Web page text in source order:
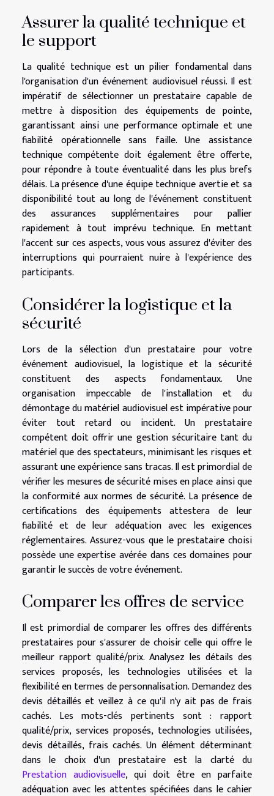
Assurer la qualité technique et
le support
La qualité technique est un pilier fondamental dans
l'organisation d'un événement audiovisuel réussi. Il est
impératif de sélectionner un prestataire capable de
mettre à disposition des équipements de pointe,
garantissant ainsi une performance optimale et une
fiabilité opérationnelle sans faille. Une assistance
technique compétente doit également être offerte,
pour répondre à toute éventualité dans les plus brefs
délais. La présence d'une équipe technique avertie et sa
disponibilité tout au long de l'événement constituent
des assurances supplémentaires pour pallier
rapidement à tout imprévu technique. En mettant
l'accent sur ces aspects, vous vous assurez d'éviter des
interruptions qui pourraient nuire à l'expérience des
participants.
Considérer la logistique et la
sécurité
Lors de la sélection d'un prestataire pour votre
événement audiovisuel, la logistique et la sécurité
constituent des aspects fondamentaux. Une
organisation impeccable de l'installation et du
démontage du matériel audiovisuel est impérative pour
éviter tout retard ou incident. Un prestataire
compétent doit offrir une gestion sécuritaire tant du
matériel que des spectateurs, minimisant les risques et
assurant une expérience sans tracas. Il est primordial de
vérifier les mesures de sécurité mises en place ainsi que
la conformité aux normes de sécurité. La présence de
certifications des équipements attestera de leur
fiabilité et de leur adéquation avec les exigences
réglementaires. Assurez-vous que le prestataire choisi
possède une expertise avérée dans ces domaines pour
garantir le succès de votre événement.
Comparer les offres de service
Il est primordial de comparer les offres des différents
prestataires pour s'assurer de choisir celle qui offre le
meilleur rapport qualité/prix. Analysez les détails des
services proposés, les technologies utilisées et la
flexibilité en termes de personnalisation. Demandez des
devis détaillés et veillez à ce qu'il n'y ait pas de frais
cachés. Les mots-clés pertinents sont : rapport
qualité/prix, services proposés, technologies utilisées,
devis détaillés, frais cachés. Un élément déterminant
dans le choix d'un prestataire est la clarté du
Prestation audiovisuelle, qui doit être en parfaite
adéquation avec les attentes spécifiées dans le cahier